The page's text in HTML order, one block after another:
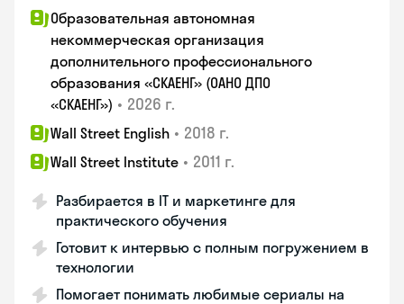
Образовательная автономная
некоммерческая организация
дополнительного профессионального
образования «СКАЕНГ» (ОАНО ДПО
«СКАЕНГ») • 2026 г.
Wall Street English • 2018 г.
Wall Street Institute • 2011 г.
Разбирается в IT и маркетинге для
практического обучения
Готовит к интервью с полным погружением в
технологии
Помогает понимать любимые сериалы на